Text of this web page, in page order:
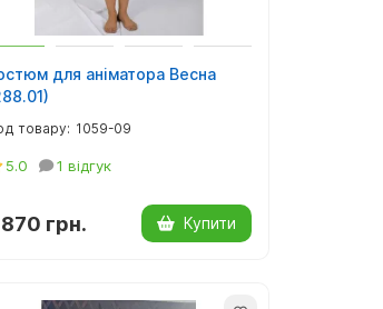
для аніматора Весна
1059-09
5.0 1 відгук
870 грн. Купити